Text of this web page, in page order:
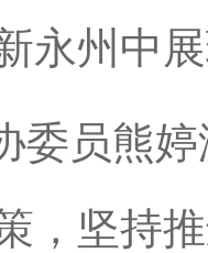
永州中
委员熊
，坚持